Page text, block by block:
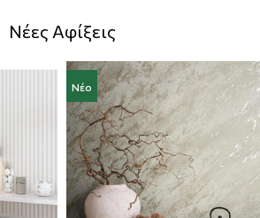
Νέες Αφίξεις
Νέο